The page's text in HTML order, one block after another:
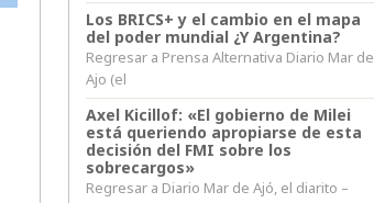
Los BRICS+ y el cambio en el mapa
del poder mundial ¿Y Argentina?
Regresar a Prensa Alternativa Diario Mar de
Ajo (el
Axel Kicillof: «El gobierno de Milei
está queriendo apropiarse de esta
decisión del FMI sobre los
sobrecargos»
Regresar a Diario Mar de Ajó, el diarito –